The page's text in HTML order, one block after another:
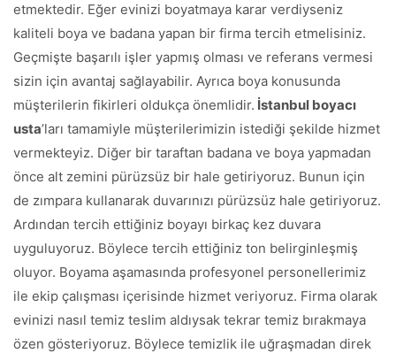
etmektedir. Eğer evinizi boyatmaya karar verdiyseniz
kaliteli boya ve badana yapan bir firma tercih etmelisiniz.
Geçmişte başarılı işler yapmış olması ve referans vermesi
sizin için avantaj sağlayabilir. Ayrıca boya konusunda
müşterilerin fikirleri oldukça önemlidir. İstanbul boyacı
usta’ları tamamiyle müşterilerimizin istediği şekilde hizmet
vermekteyiz. Diğer bir taraftan badana ve boya yapmadan
önce alt zemini pürüzsüz bir hale getiriyoruz. Bunun için
de zımpara kullanarak duvarınızı pürüzsüz hale getiriyoruz.
Ardından tercih ettiğiniz boyayı birkaç kez duvara
uyguluyoruz. Böylece tercih ettiğiniz ton belirginleşmiş
oluyor. Boyama aşamasında profesyonel personellerimiz
ile ekip çalışması içerisinde hizmet veriyoruz. Firma olarak
evinizi nasıl temiz teslim aldıysak tekrar temiz bırakmaya
özen gösteriyoruz. Böylece temizlik ile uğraşmadan direk